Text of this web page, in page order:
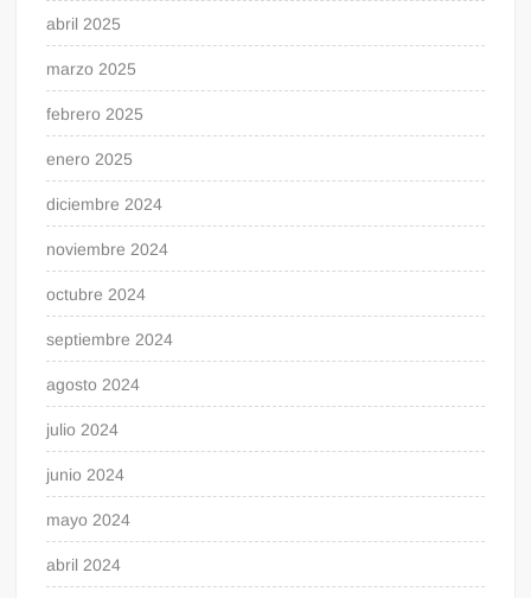
abril 2025
marzo 2025
febrero 2025
enero 2025
diciembre 2024
noviembre 2024
octubre 2024
septiembre 2024
agosto 2024
julio 2024
junio 2024
mayo 2024
abril 2024